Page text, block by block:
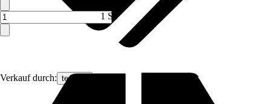
Verkauf durch: tectake
1 ST